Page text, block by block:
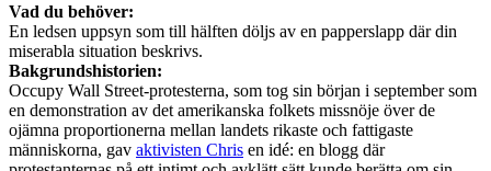
Vad du behöver:
En ledsen uppsyn som till hälften döljs av en papperslapp där din
miserabla situation beskrivs.
Bakgrundshistorien:
Occupy Wall Street-protesterna, som tog sin början i september som
en demonstration av det amerikanska folkets missnöje över de
ojämna proportionerna mellan landets rikaste och fattigaste
människorna, gav aktivisten Chris en idé: en blogg där